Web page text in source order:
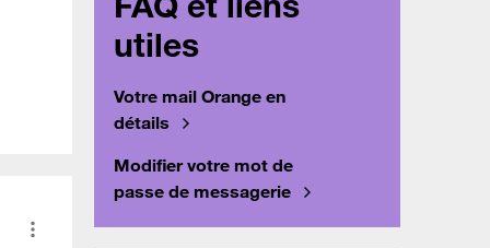
utiles
Votre mail Orange en
détails
Modifier votre mot de
passe de messagerie